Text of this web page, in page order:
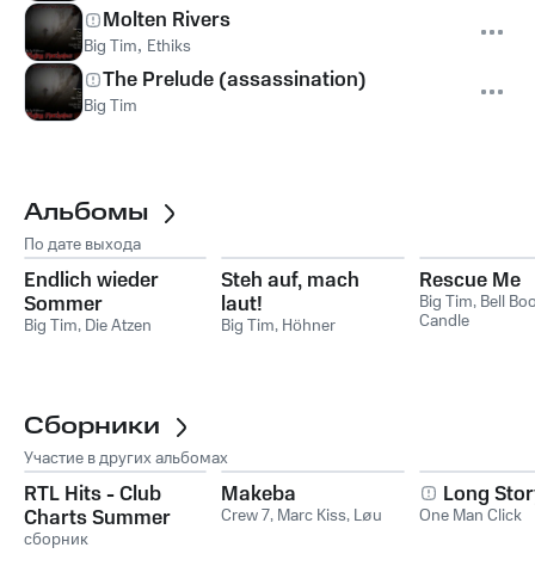
Molten Rivers
Big Tim, Ethiks
The Prelude (assassination)
Big Tim
Альбомы
По дате выхода
Endlich wieder
Sommer
Big Tim, Die Atzen
Steh auf, mach
laut!
Big Tim, Höhner
Rescue Me
Big Tim, Bell
Candle
Сборники
Участие в других альбомах
RTL Hits - Club
Charts Summer
2026
сборник
Makeba
Crew 7, Marc Kiss, Løu
Long
One Man Click